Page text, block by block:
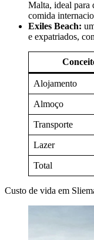
Malta, ideal para
comida
Exiles Beach:
e expatriados,
Alojamento
Almoço
Transporte
Lazer
Total
Custo de vida em